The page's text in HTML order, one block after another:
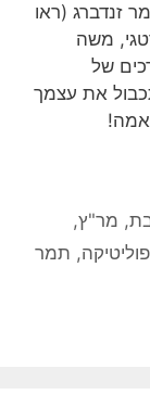
זנדברג (ראו
משה
של
את עצמך
, מר"ץ,
, תמר